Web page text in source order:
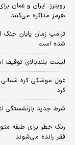
هرمز مذاکره می‌کنند
ترامپ زمان پایان جنگ
شده است
لیست بلندبالای توقیف
غول موشکی کره
کرد
شرط جدید بازنشستگی
زنگ خطر برای طبقه
فقر رانده می‌شوند